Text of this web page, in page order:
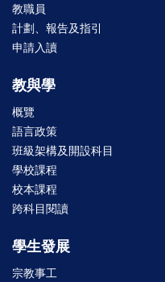
教職員
計劃、報告及指引
申請入讀
教與學
概覽
語言政策
班級架構及開設科目
學校課程
校本課程
跨科目閱讀
學生發展
宗教事工